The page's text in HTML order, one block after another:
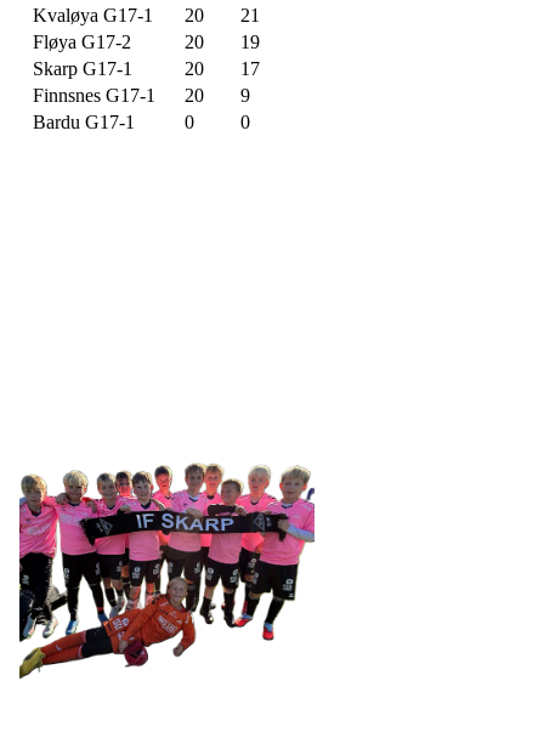
Kvaløya G17-1
20
21
Fløya G17-2
20
19
Skarp G17-1
20
17
Finnsnes G17-1
20
9
Bardu G17-1
0 0